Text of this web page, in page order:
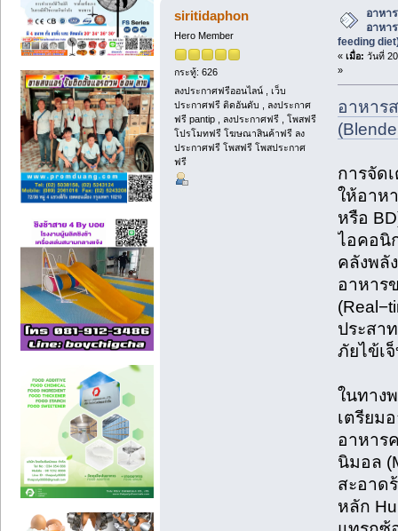
feeding diet) (อ่าน 20 ครั้ง)
siritidaphon
Hero Member
กระทู้: 626
ลงประกาศฟรีออนไลน์ , เว็บ
ประกาศฟรี ติดอันดับ , ลงประกาศ
ฟรี pantip , ลงประกาศฟรี , โพสฟรี
โปรโมทฟรี โฆษณาสินค้าฟรี ลง
ประกาศฟรี โพสฟรี โพสประกาศ
ฟรี
อาหา
อาหา
feeding
« เมื่อ: วันที่
»
อาหาร
การจัด
ให้อาห
หรือ
ไอคอนิ
คลังพลั
อาหาร
ประสา
ภัยไข้เ
ในทาง
เตรียม
อาหาร
นิมอล
สะอาด
หลัก